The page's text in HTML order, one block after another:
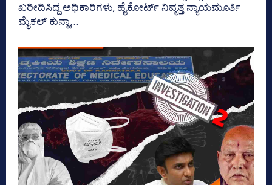
ಖರೀದಿಸಿದ್ದ ಅಧಿಕಾರಿಗಳು, ಹೈಕೋರ್ಟ್‌ ನಿವೃತ್ತ ನ್ಯಾಯಮೂರ್ತಿ
ಮೈಕಲ್‌ ಕುನ್ಹಾ...